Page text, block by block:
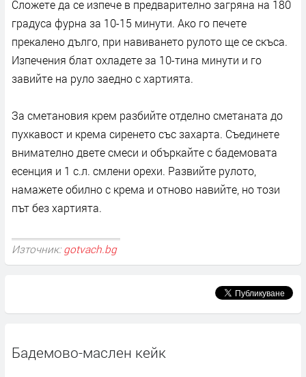
Сложете да се изпече в предварително загряна на 180
градуса фурна за 10-15 минути. Ако го печете
прекалено дълго, при навиването рулото ще се скъса.
Изпечения блат охладете за 10-тина минути и го
завийте на руло заедно с хартията.
За сметановия крем разбийте отделно сметаната до
пухкавост и крема сиренето със захарта. Съединете
внимателно двете смеси и объркайте с бадемовата
есенция и 1 с.л. смлени орехи. Развийте рулото,
намажете обилно с крема и отново навийте, но този
път без хартията.
Източник: gotvach.bg
Бадемово-маслен кейк